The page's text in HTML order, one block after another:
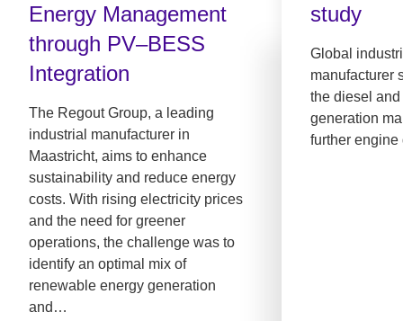
Energy Management
through PV–BESS
Integration
The Regout Group, a leading
industrial manufacturer in
Maastricht, aims to enhance
sustainability and reduce energy
costs. With rising electricity prices
and the need for greener
operations, the challenge was to
identify an optimal mix of
renewable energy generation
and…
study
Global
manufacturer
the diesel
generation
further engine